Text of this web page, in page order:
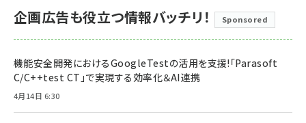
企画広告も役立つ情報バッチリ！ Sponsored
機能安全開発におけるGoogleTestの活用を支援!「Parasoft
C/C++test CT」で実現する効率化＆AI連携
4月14日 6:30